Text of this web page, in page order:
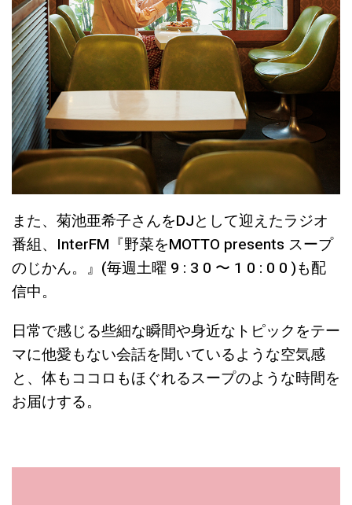
また、菊池亜希子さんをDJとして迎えたラジオ
番組、InterFM『野菜をMOTTO presents スープ
のじかん。』(毎週土曜 9 : 3 0 〜 1 0 : 0 0 )も配
信中。
日常で感じる些細な瞬間や身近なトピックをテー
マに他愛もない会話を聞いているような空気感
と、体もココロもほぐれるスープのような時間を
お届けする。